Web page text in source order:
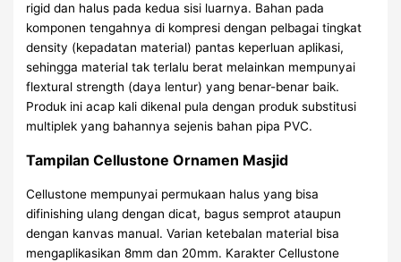
rigid dan halus pada kedua sisi luarnya. Bahan pada
komponen tengahnya di kompresi dengan pelbagai tingkat
density (kepadatan material) pantas keperluan aplikasi,
sehingga material tak terlalu berat melainkan mempunyai
flextural strength (daya lentur) yang benar-benar baik.
Produk ini acap kali dikenal pula dengan produk substitusi
multiplek yang bahannya sejenis bahan pipa PVC.
Tampilan Cellustone Ornamen Masjid
Cellustone mempunyai permukaan halus yang bisa
difinishing ulang dengan dicat, bagus semprot ataupun
dengan kanvas manual. Varian ketebalan material bisa
mengaplikasikan 8mm dan 20mm. Karakter Cellustone